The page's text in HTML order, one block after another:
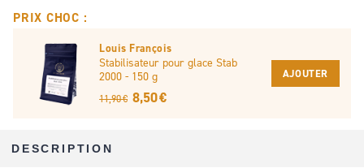
PRIX CHOC :
Louis François
Stabilisateur pour glace Stab
2000 - 150 g
11,90 € 8,50 €
AJOUTER
DESCRIPTION